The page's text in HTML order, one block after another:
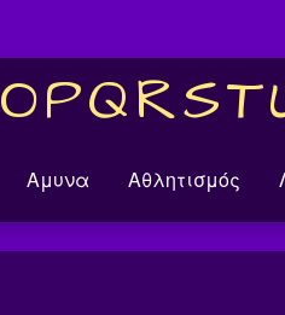
OPQRST
Αμυνα Αθλητισμός